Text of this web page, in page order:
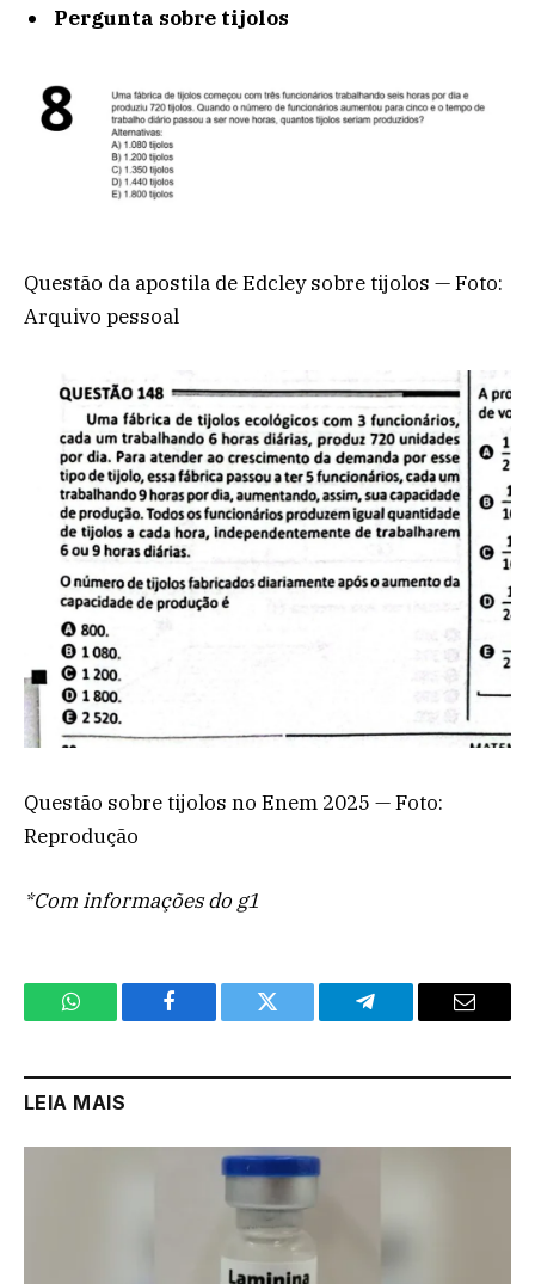
Pergunta sobre tijolos
Questão da apostila de Edcley sobre tijolos — Foto:
Arquivo pessoal
Questão sobre tijolos no Enem 2025 — Foto:
Reprodução
*Com informações do g1
WhatsApp Facebook Twitter Telegram Email
LEIA MAIS